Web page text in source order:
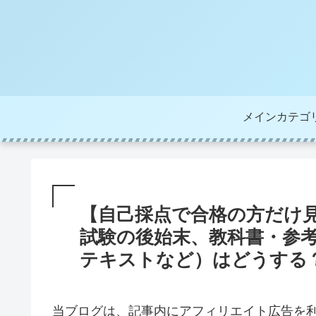
メインカテゴ
【自己採点で合格の方だけ
試験の後始末、教科書・参
テキストなど）はどうする
当ブログは、記事内にアフィリエイト広告を